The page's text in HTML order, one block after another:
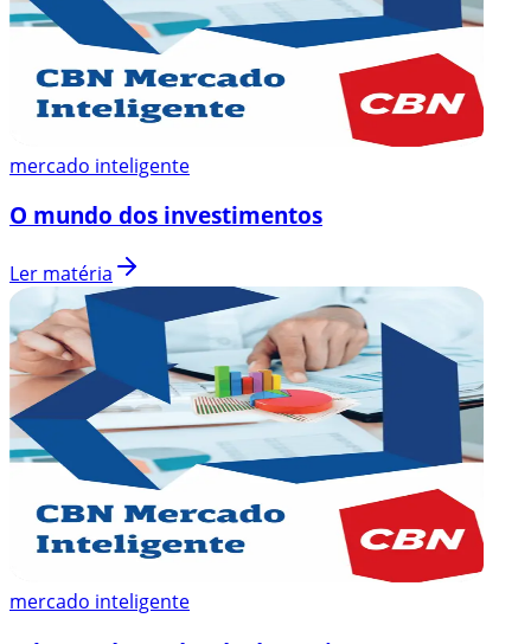
mercado inteligente
O mundo dos investimentos
Ler matéria
mercado inteligente